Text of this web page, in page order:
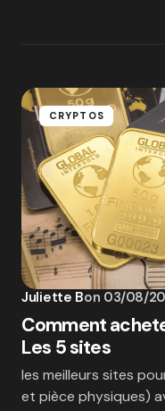
CRYPTOS
Juliette Bon 03/08/
Comment
Les 5 sites
les meilleurs sites
et pièce physiques)